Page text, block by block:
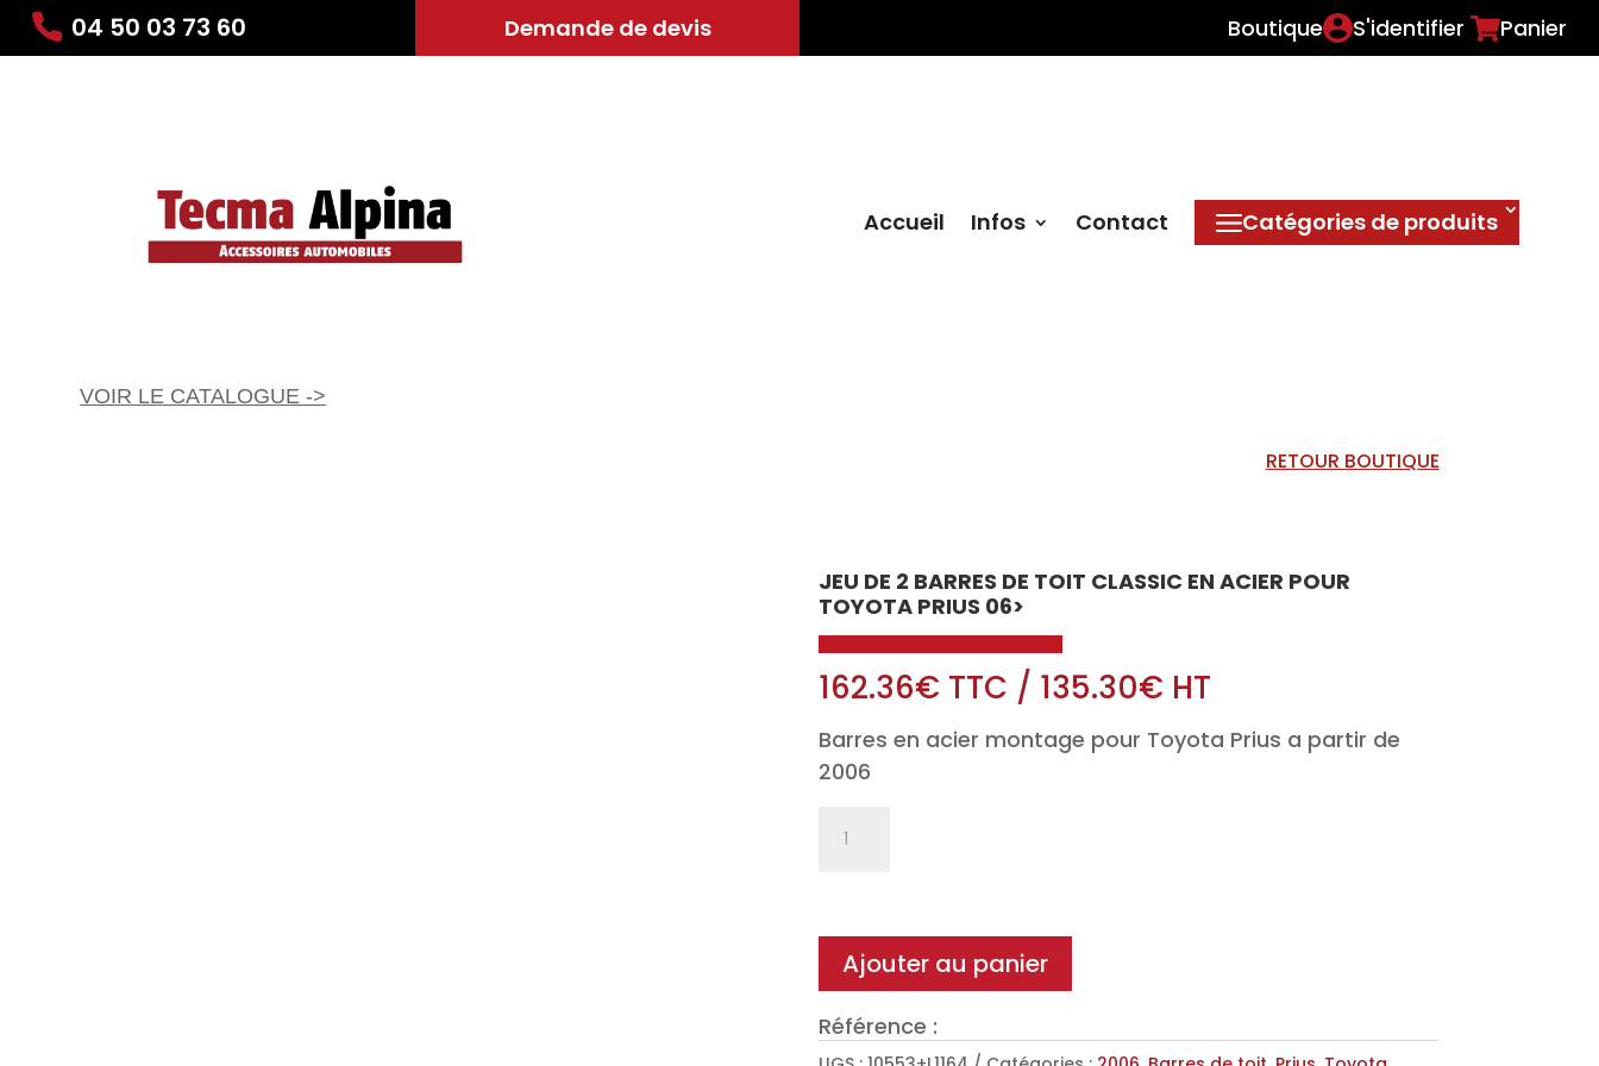
04 50 03 73 60 Demande de devis Boutique S'identifier Panier
Accueil Infos Contact Catégories de produits
VOIR LE CATALOGUE ->
RETOUR BOUTIQUE
JEU DE 2 BARRES DE TOIT CLASSIC EN ACIER POUR
TOYOTA PRIUS 06>
162.36€ TTC / 135.30€ HT
Barres en acier montage pour Toyota Prius a partir de
2006
barres
de
toit
Ajouter au panier
Référence :